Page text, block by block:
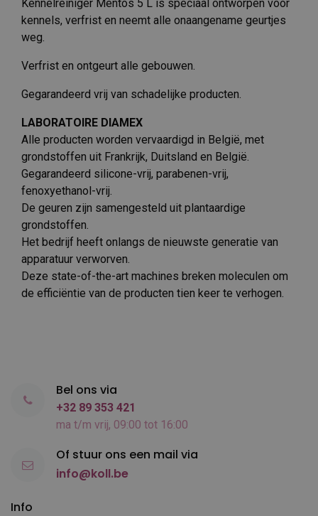
Kennelreiniger Mentos 5 L is speciaal ontworpen voor
kennels, verfrist en neemt alle onaangename geurtjes
weg.
Verfrist en ontgeurt alle gebouwen.
Gegarandeerd vrij van schadelijke producten.
LABORATOIRE DIAMEX
Alle producten worden vervaardigd in België, met
grondstoffen uit Frankrijk, Duitsland en België.
Gegarandeerd silicone-vrij, parabenen-vrij,
fenoxyethanol-vrij.
De geuren zijn samengesteld uit plantaardige
grondstoffen.
Het bedrijf heeft onlangs de nieuwste generatie van
apparatuur verworven.
Deze state-of-the-art machines breken moleculen om
de efficiëntie van de producten tien keer te verhogen.
Info
Bel ons via
+32 89 353 421
ma t/m vrij, 09:00 tot 16:00
Of stuur ons een mail via
info@koll.be